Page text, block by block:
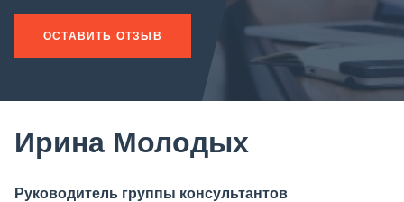
ОСТАВИТЬ ОТЗЫВ
Ирина Молодых
Руководитель группы консультантов